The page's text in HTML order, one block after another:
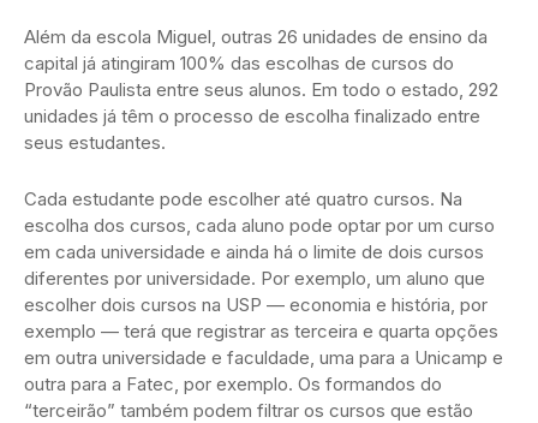
Além da escola Miguel, outras 26 unidades de ensino da
capital já atingiram 100% das escolhas de cursos do
Provão Paulista entre seus alunos. Em todo o estado, 292
unidades já têm o processo de escolha finalizado entre
seus estudantes.
Cada estudante pode escolher até quatro cursos. Na
escolha dos cursos, cada aluno pode optar por um curso
em cada universidade e ainda há o limite de dois cursos
diferentes por universidade. Por exemplo, um aluno que
escolher dois cursos na USP — economia e história, por
exemplo — terá que registrar as terceira e quarta opções
em outra universidade e faculdade, uma para a Unicamp e
outra para a Fatec, por exemplo. Os formandos do
“terceirão” também podem filtrar os cursos que estão